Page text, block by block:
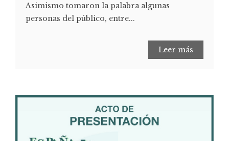
Asimismo tomaron la palabra algunas
personas del público, entre...
Leer más